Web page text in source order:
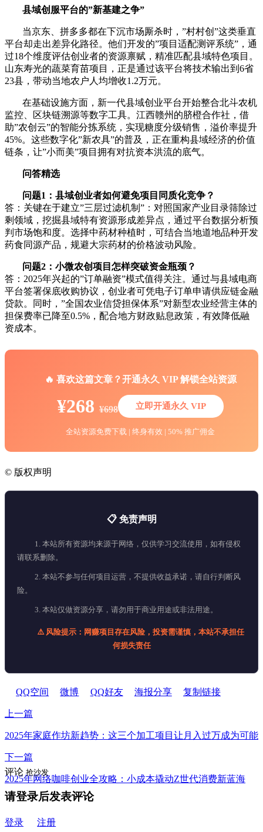
县域创服平台的”新基建之争”
当京东、拼多多都在下沉市场厮杀时，”村村创”这类垂直
平台却走出差异化路径。他们开发的”项目适配测评系统”，通
过18个维度评估创业者的资源禀赋，精准匹配县域特色项目。
山东寿光的蔬菜育苗项目，正是通过该平台将技术输出到6省
23县，带动当地农户人均增收1.2万元。
在基础设施方面，新一代县域创业平台开始整合北斗农机
监控、区块链溯源等数字工具。江西赣州的脐橙合作社，借
助”农创云”的智能分拣系统，实现糖度分级销售，溢价率提升
45%。这些数字化”新农具”的普及，正在重构县域经济的价值
链条，让”小而美”项目拥有对抗资本洪流的底气。
问答精选
问题1：县域创业者如何避免项目同质化竞争？
答：关键在于建立”三层过滤机制”：对照国家产业目录筛除过
剩领域，挖掘县域特有资源形成差异点，通过平台数据分析预
判市场饱和度。选择中药材种植时，可结合当地道地品种开发
药食同源产品，规避大宗药材的价格波动风险。
问题2：小微农创项目怎样突破资金瓶颈？
答：2025年兴起的”订单融资”模式值得关注。通过与县域电商
平台签署保底收购协议，创业者可凭电子订单申请供应链金融
贷款。同时，”全国农业信贷担保体系”对新型农业经营主体的
担保费率已降至0.5%，配合地方财政贴息政策，有效降低融
资成本。
🔥 喜欢这篇文章？开通永久 VIP 解锁全站资源
¥268 ¥698 立即开通永久 VIP
全站资源免费下载 | 终身有效 | 50% 推广佣金
© 版权声明
📋 免责声明
1. 本站所有资源均来源于网络，仅供学习交流使用，如有侵权
请联系删除。
2. 本站不参与任何项目运营，不提供收益承诺，请自行判断风
险。
3. 本站仅做资源分享，请勿用于商业用途或非法用途。
⚠️ 风险提示：网赚项目存在风险，投资需谨慎，本站不承担任
何损失责任
QQ空间 微博 QQ好友 海报分享 复制链接
上一篇
2025年家庭作坊新趋势：这三个加工项目让月入过万成为可能
下一篇
2025年网络咖啡创业全攻略：小成本撬动Z世代消费新蓝海
评论 抢沙发
请登录后发表评论
登录 注册